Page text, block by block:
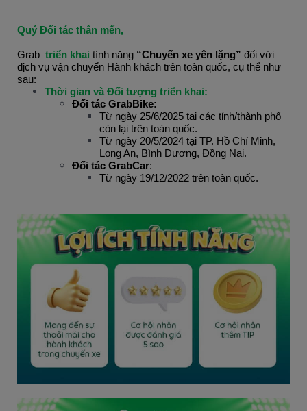
Quý Đối tác thân mến,
Grab triển khai tính năng “Chuyến xe yên lặng” đối với
dịch vụ vận chuyển Hành khách trên toàn quốc, cụ thể như
sau:
Thời gian và Đối tượng triển khai:
Đối tác GrabBike:
Từ ngày 25/6/2025 tại các tỉnh/thành phố
còn lại trên toàn quốc.
Từ ngày 20/5/2024 tại TP. Hồ Chí Minh,
Long An, Bình Dương, Đồng Nai.
Đối tác GrabCar:
Từ ngày 19/12/2022 trên toàn quốc.